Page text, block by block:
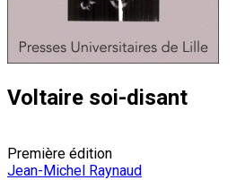
Voltaire soi-disant
Première édition
Jean-Michel Raynaud